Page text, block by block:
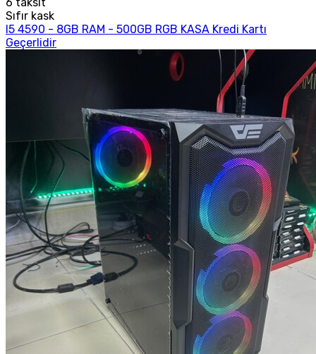
Sıfır kask
I5 4590 - 8GB RAM - 500GB RGB KASA Kredi Kartı
Geçerlidir